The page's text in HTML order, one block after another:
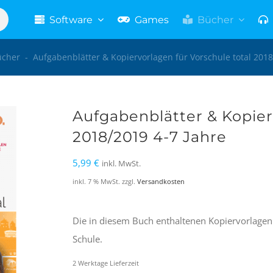
Software Games Bücher
- Aufgabenblätter & Kopiervorlagen für Vorschule total
Aufgabenblätter &
2018/2019 4-7 Jahre
5,99 € inkl. MwSt.
inkl. 7 % MwSt. zzgl. Versandkosten
Die in diesem Buch enthaltenen
Schule.
2 Werktage Lieferzeit